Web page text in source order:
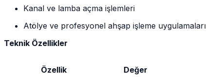
Kanal ve lamba açma işlemleri
Atölye ve profesyonel ahşap işleme uygulamaları
Teknik Özellikler
Özellik Değer